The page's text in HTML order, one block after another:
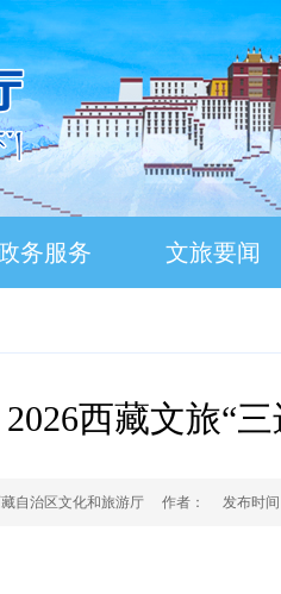
务服务 文旅要闻
西藏文旅“
自治区文化和旅游厅 作者： 发布时间